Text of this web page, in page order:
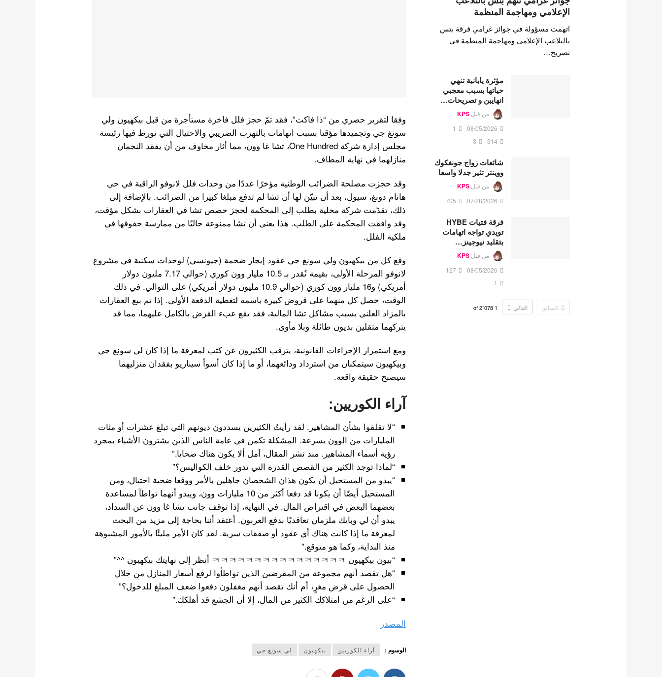
وفقا لتقرير حصري من “ذا فاكت”، فقد تمّ حجز فلل فاخرة مستأجرة من قبل بيكهيون ولي
سونغ جي وتجميدها مؤقتا بسبب اتهامات بالتهرب الضريبي والاحتيال التي تورط فيها رئيسة
مجلس إدارة شركة One Hundred، تشا غا وون، مما أثار مخاوف من أن يفقد النجمان
منازلهما في نهاية المطاف.
وقد حجزت مصلحة الضرائب الوطنية مؤخرًا عددًا من وحدات فلل لانوفو الراقية في حي
هانام دونغ، سيول، بعد أن تبيّن لها أن تشا لم تدفع مبلغا كبيرا من الضرائب. بالإضافة إلى
ذلك، تقدّمت شركة محلية بطلب إلى المحكمة لحجز حصص تشا في العقارات بشكل مؤقت،
وقد وافقت المحكمة على الطلب. هذا يعني أن تشا ممنوعة حاليًا من ممارسة حقوقها في
ملكية الفلل.
وقع كل من بيكهيون ولي سونغ جي عقود إيجار ضخمة (جيونسي) لوحدات سكنية في مشروع
لانوفو المرحلة الأولى، بقيمة تُقدر بـ 10.5 مليار وون كوري (حوالي 7.17 مليون دولار
أمريكي) و16 مليار وون كوري (حوالي 10.9 مليون دولار أمريكي) على التوالي. في ذلك
الوقت، حصل كل منهما على قروض كبيرة باسمه لتغطية الدفعة الأولى. إذا تم بيع العقارات
بالمزاد العلني بسبب مشاكل تشا المالية، فقد يقع عبء القرض بالكامل عليهما، مما قد
يتركهما مثقلين بديون طائلة وبلا مأوى.
ومع استمرار الإجراءات القانونية، يترقب الكثيرون عن كثب لمعرفة ما إذا كان لي سونغ جي
وبيكهيون سيتمكنان من استرداد ودائعهما، أو ما إذا كان أسوأ سيناريو بفقدان منزليهما
سيصبح حقيقة واقعة.
آراء الكوريين:
“لا تقلقوا بشأن المشاهير. لقد رأيتُ الكثيرين يسددون ديونهم التي تبلغ عشرات أو مئات
المليارات من الوون بسرعة. المشكلة تكمن في عامة الناس الذين يشترون الأشياء بمجرد
رؤية أسماء المشاهير. منذ نشر المقال، آمل ألا يكون هناك ضحايا.”
“لماذا توجد الكثير من القصص القذرة التي تدور خلف الكواليس؟”
“يبدو من المستحيل أن يكون هذان الشخصان جاهلين بالأمر ووقعا ضحية احتيال، ومن
المستحيل أيضًا أن يكونا قد دفعا أكثر من 10 مليارات وون، ويبدو أنهما تواطآ لمساعدة
بعضهما البعض في اقتراض المال. في النهاية، إذا توقف جانب تشا غا وون عن السداد،
يبدو أن لي وبايك ملزمان تعاقديًا بدفع العربون. أعتقد أننا بحاجة إلى مزيد من البحث
لمعرفة ما إذا كانت هناك أي عقود أو صفقات سرية. لقد كان الأمر مليئًا بالأمور المشبوهة
منذ البداية، وكما هو متوقع.”
“بيون بيكهيون ㅋㅋㅋㅋㅋㅋㅋㅋㅋㅋㅋㅋㅋㅋㅋㅋ أنظر إلى نهايتك بيكهيون ^^”
“هل تقصد أنهم مجموعة من المقرضين الذين تواطأوا لرفع أسعار المنازل من خلال
الحصول على قرض مغرٍ، أم أنك تقصد أنهم مغفلون دفعوا ضعف المبلغ للدخول؟”
“على الرغم من امتلاكك الكثير من المال، إلا أن الجشع قد أهلكك.”
المصدر
الوسوم : آراء الكوريين بيكهيون لي سونغ جي
الإعلامي ومهاجمة المنظمة
اتهمت مسؤولة في جوائز غرامي فرقة بتس
بالتلاعب الإعلامي ومهاجمة المنظمة في
تصريح…
مؤثرة يابانية تنهي
حياتها بسبب معجبي
انهايبن و تصريحات…
من قبل KPS
08/05/2026
1
314
3
شائعات زواج جونغكوك
ووينتر تثير جدلا واسعا
من قبل KPS
07/28/2026
705
فرقة فتيات HYBE
تويدي تواجه اتهامات
بتقليد نيوجينز…
من قبل KPS
08/05/2026
127
1
السابق التالي 1 2٬078